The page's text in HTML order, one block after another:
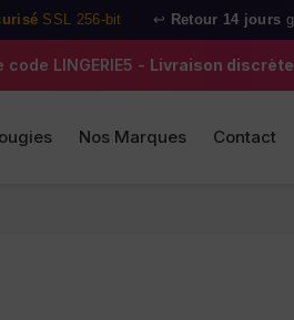
SSL 256-bit ↩️ Retour 14 jours
LINGERIE5 - Livraison
Nos Marques Contact